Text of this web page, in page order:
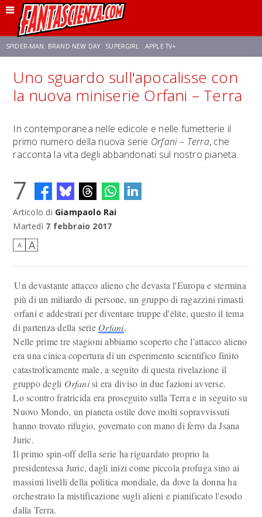
SPIDER-MAN: BRAND NEW DAY SUPERGIRL APPLE TV+
FRANCO RICCIARDIELLO ZENDAYA STAR TREK AVENGERS: DOOMSDAY
Uno sguardo sull'apocalisse con
la nuova miniserie Orfani – Terra
In contemporanea nelle edicole e nelle fumetterie il
primo numero della nuova serie Orfani – Terra, che
racconta la vita degli abbandonati sul nostro pianeta.
7
Articolo di Giampaolo Rai
Martedì 7 febbraio 2017
A A
Un devastante attacco alieno che devasta l'Europa e stermina
più di un miliardo di persone, un gruppo di ragazzini rimasti
orfani e addestrati per diventare truppe d'élite, questo il tema
di partenza della serie Orfani.
Nelle prime tre stagioni abbiamo scoperto che l'attacco alieno
era una cinica copertura di un esperimento scientifico finito
catastroficamente male, a seguito di questa rivelazione il
gruppo degli Orfanisi era diviso in due fazioni avverse.
Lo scontro fratricida era proseguito sulla Terra e in seguito su
Nuovo Mondo, un pianeta ostile dove molti sopravvissuti
hanno trovato rifugio, governato con mano di ferro da Jsana
Juric.
Il primo spin-off della serie ha riguardato proprio la
presidentessa Juric, dagli inizi come piccola profuga sino ai
massimi livelli della politica mondiale, da dove la donna ha
orchestrato la mistificazione sugli alieni e pianificato l'esodo
dalla Terra.